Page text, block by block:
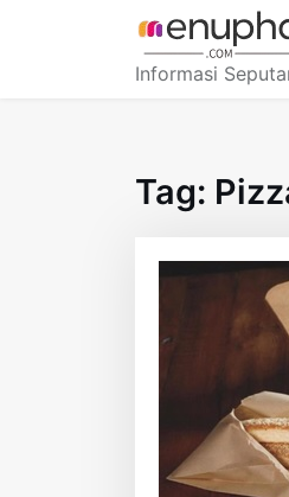
Informasi
Tag: